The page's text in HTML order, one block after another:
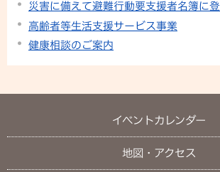
災害に備えて避難行動要支援者名簿に
高齢者等生活支援サービス事業
健康相談のご案内
イベントカレンダー
地図・アクセス